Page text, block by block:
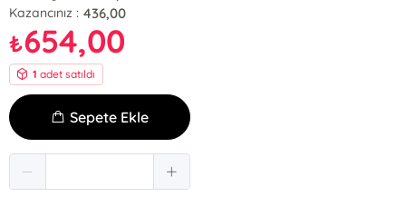
Kazancınız : 436,00
₺654,00
1 adet satıldı
Sepete Ekle